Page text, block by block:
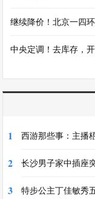
继续降价！北京一四
中央定调！去库存，开
1 西游那些事：主播
2 长沙男子家中插座
3
特步公主丁佳敏秀